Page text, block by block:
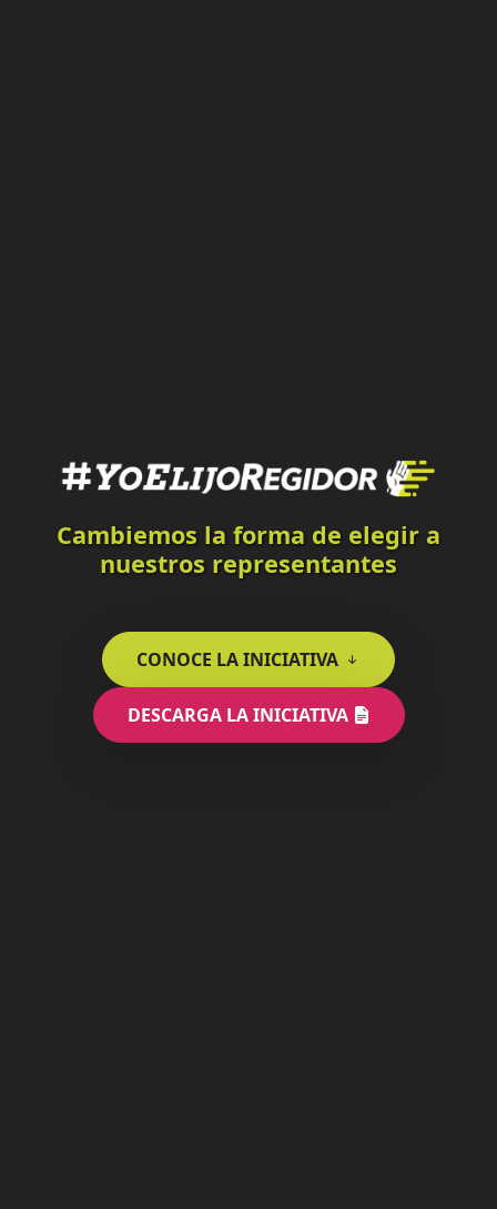
Cambiemos la forma de elegir a
nuestros representantes
CONOCE LA INICIATIVA
DESCARGA LA INICIATIVA